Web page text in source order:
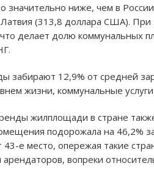
значительно ниже, чем в
(313,8 доллара США). При
делает долю коммунальных
забирают 12,9% от средней
жизни, коммунальные
жилплощади в стране
подорожала на 46,2%
е место, опережая такие
вопреки